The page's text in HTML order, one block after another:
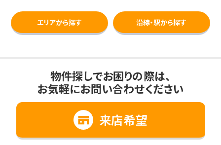
エリアから探す 沿線・駅から探す
物件探しでお困りの際は、
お気軽にお問い合わせください
来店希望